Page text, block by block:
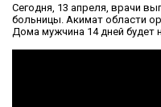
Сегодня, 13 апреля, врачи
больницы. Акимат области
Дома мужчина 14 дней будет